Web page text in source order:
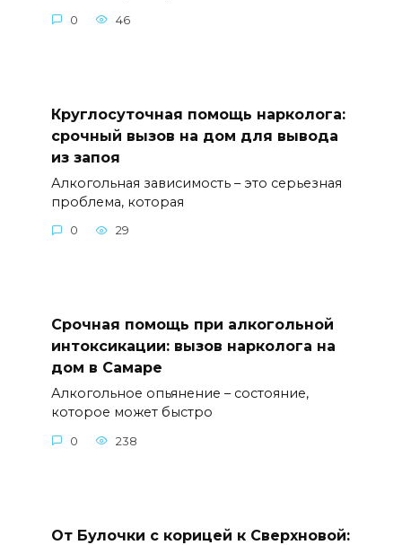
0 46
Круглосуточная помощь нарколога:
срочный вызов на дом для вывода
из запоя
Алкогольная зависимость – это серьезная
проблема, которая
0 29
Срочная помощь при алкогольной
интоксикации: вызов нарколога на
дом в Самаре
Алкогольное опьянение – состояние,
которое может быстро
0 238
От Булочки с корицей к Сверхновой: